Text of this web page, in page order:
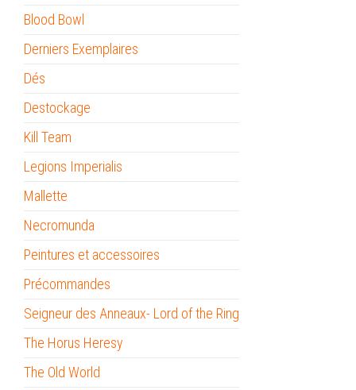
Blood Bowl
Derniers Exemplaires
Dés
Destockage
Kill Team
Legions Imperialis
Mallette
Necromunda
Peintures et accessoires
Précommandes
Seigneur des Anneaux- Lord of the Ring
The Horus Heresy
The Old World